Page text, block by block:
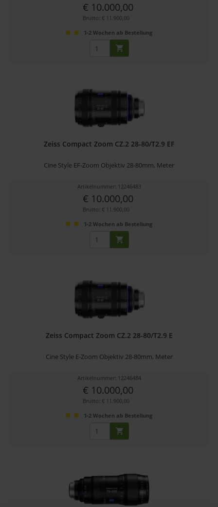
€ 10.000,00
Brutto: € 11.900,00
1-2 Wochen ab Bestellung
Zeiss Compact Zoom CZ.2 28-80/T2.9 EF
Cine Style EF-Zoom Objektiv 28-80mm, Meter
Artikelnummer: 12246483
€ 10.000,00
Brutto: € 11.900,00
1-2 Wochen ab Bestellung
Zeiss Compact Zoom CZ.2 28-80/T2.9 E
Cine Style E-Zoom Objektiv 28-80mm, Meter
Artikelnummer: 12246484
€ 10.000,00
Brutto: € 11.900,00
1-2 Wochen ab Bestellung